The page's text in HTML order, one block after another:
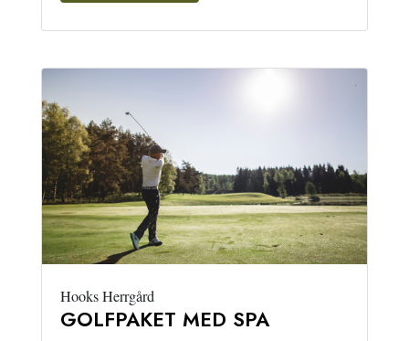
Hooks Herrgård
GOLFPAKET MED SPA